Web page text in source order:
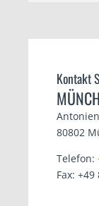
Kontakt
80802
Telefon:
Fax: